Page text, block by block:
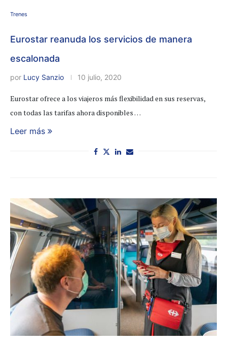
Trenes
Eurostar reanuda los servicios de manera
escalonada
por Lucy Sanzio 10 julio, 2020
Eurostar ofrece a los viajeros más flexibilidad en sus reservas,
con todas las tarifas ahora disponibles …
Leer más